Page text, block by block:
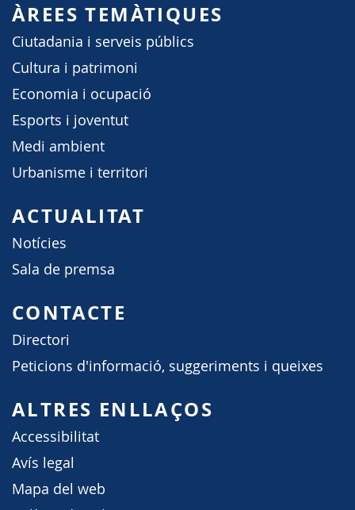
ÀREES TEMÀTIQUES
Ciutadania i serveis públics
Cultura i patrimoni
Economia i ocupació
Esports i joventut
Medi ambient
Urbanisme i territori
ACTUALITAT
Notícies
Sala de premsa
CONTACTE
Directori
Peticions d'informació, suggeriments i queixes
ALTRES ENLLAÇOS
Accessibilitat
Avís legal
Mapa del web